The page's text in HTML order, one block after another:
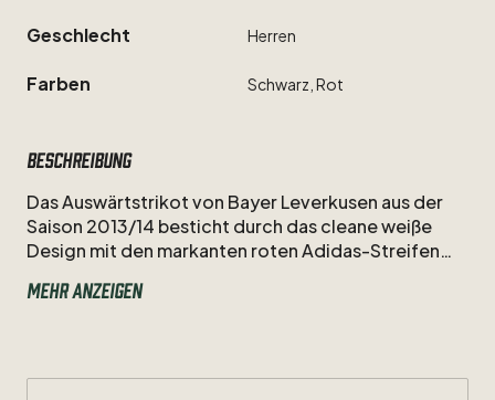
Geschlecht Herren
Farben Schwarz, Rot
Beschreibung
DasAuswärtstrikotvon BayerLeverkusen ausder
Saison 2013​/​14 besticht durch dascleaneweiße
Design mit den markanten rotenAdidas-Streifen
überzeugteder
Champions-League-Qualifikation.
Mehr anzeigen